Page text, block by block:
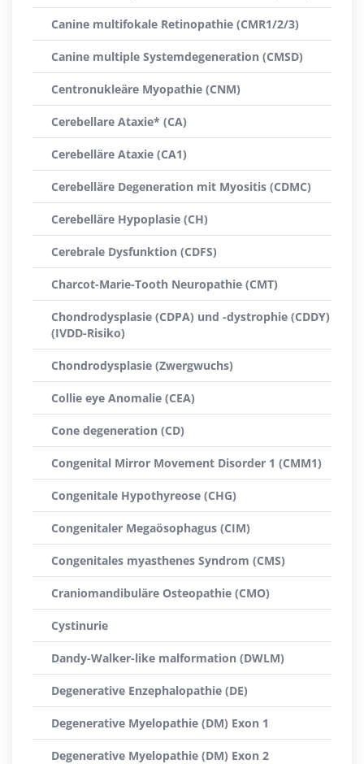
Canine multifokale Retinopathie (CMR1/2/3)
Canine multiple Systemdegeneration (CMSD)
Centronukleäre Myopathie (CNM)
Cerebellare Ataxie* (CA)
Cerebelläre Ataxie (CA1)
Cerebelläre Degeneration mit Myositis (CDMC)
Cerebelläre Hypoplasie (CH)
Cerebrale Dysfunktion (CDFS)
Charcot-Marie-Tooth Neuropathie (CMT)
Chondrodysplasie (CDPA) und -dystrophie (CDDY)
(IVDD-Risiko)
Chondrodysplasie (Zwergwuchs)
Collie eye Anomalie (CEA)
Cone degeneration (CD)
Congenital Mirror Movement Disorder 1 (CMM1)
Congenitale Hypothyreose (CHG)
Congenitaler Megaösophagus (CIM)
Congenitales myasthenes Syndrom (CMS)
Craniomandibuläre Osteopathie (CMO)
Cystinurie
Dandy-Walker-like malformation (DWLM)
Degenerative Enzephalopathie (DE)
Degenerative Myelopathie (DM) Exon 1
Degenerative Myelopathie (DM) Exon 2